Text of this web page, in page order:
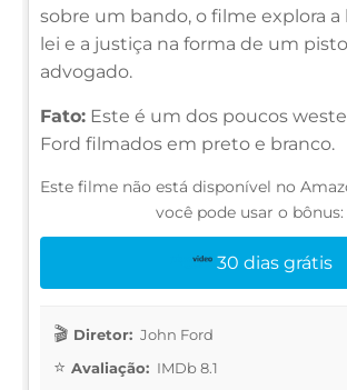
sobre um bando, o filme explora a
lei e a justiça na forma de um
advogado.
Fato: Este é um dos poucos
Ford filmados em preto e branco.
Este filme não está disponível no
você pode usar o bônus:
30 dias grátis
Diretor: John Ford
Avaliação: IMDb 8.1